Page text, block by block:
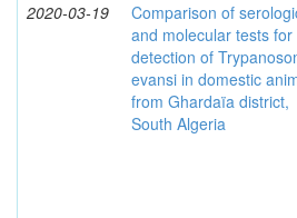
2020-03-19
Comparison of
and molecular tests for
detection of
evansi in domestic
from Ghardaïa district,
South Algeria